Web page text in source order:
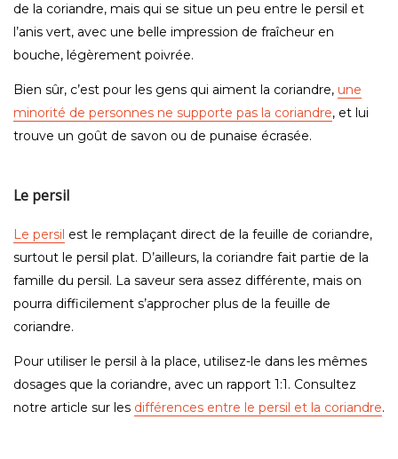
de la coriandre, mais qui se situe un peu entre le persil et
l’anis vert, avec une belle impression de fraîcheur en
bouche, légèrement poivrée.
Bien sûr, c’est pour les gens qui aiment la coriandre, une
minorité de personnes ne supporte pas la coriandre, et lui
trouve un goût de savon ou de punaise écrasée.
Le persil
Le persil est le remplaçant direct de la feuille de coriandre,
surtout le persil plat. D’ailleurs, la coriandre fait partie de la
famille du persil. La saveur sera assez différente, mais on
pourra difficilement s’approcher plus de la feuille de
coriandre.
Pour utiliser le persil à la place, utilisez-le dans les mêmes
dosages que la coriandre, avec un rapport 1:1. Consultez
notre article sur les différences entre le persil et la coriandre.